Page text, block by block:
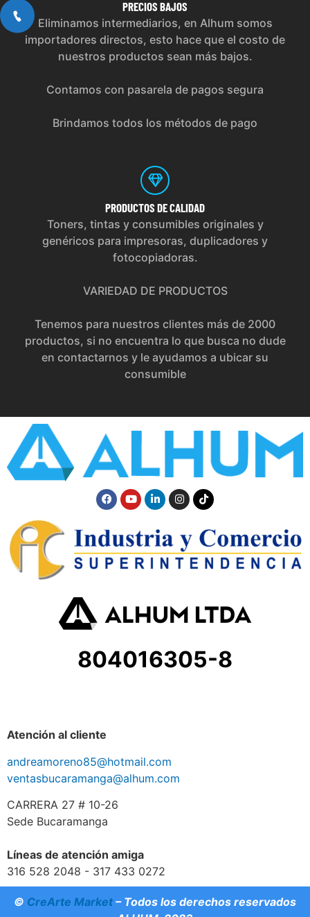
PRECIOS BAJOS
Eliminamos intermediarios, en Alhum somos
importadores directos, esto hace que el costo de
nuestros productos sean más bajos.
Contamos con pasarela de pagos segura
Brindamos todos los métodos de pago
PRODUCTOS DE CALIDAD
Toners, tintas y consumibles originales y
genéricos para impresoras, duplicadores y
fotocopiadoras.
VARIEDAD DE PRODUCTOS
Tenemos para nuestros clientes más de 2000
productos, si no encuentra lo que busca no dude
en contactarnos y le ayudamos a ubicar su
consumible
804016305-8
Atención al cliente
andreamoreno85@hotmail.com
ventasbucaramanga@alhum.com
CARRERA 27 # 10-26
Sede Bucaramanga
Líneas de atención amiga
316 528 2048 - 317 433 0272
© CreArte Market – Todos los derechos reservados